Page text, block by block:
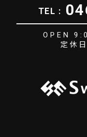
TEL :
OPEN
定休